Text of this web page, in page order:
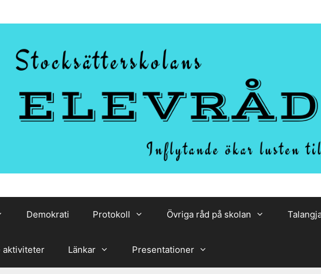
Demokrati Protokoll Övriga råd på skolan
aktiviteter Länkar Presentationer